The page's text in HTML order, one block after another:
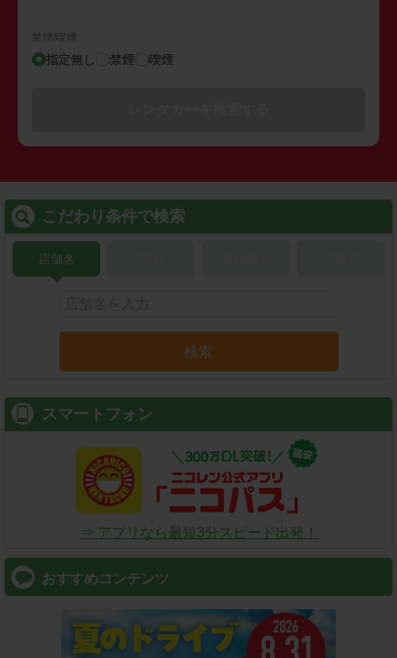
禁煙/喫煙
指定無し 禁煙 喫煙
こだわり条件で検索
店舗名
検索
スマートフォン
⇒ アプリなら最短3分スピード出発！
おすすめコンテンツ